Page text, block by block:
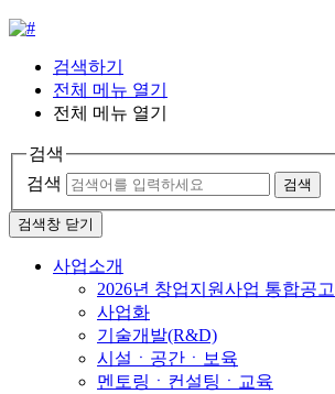
검색하기
전체 메뉴 열기
전체 메뉴 열기
검색
검색
검색
검색창 닫기
사업소개
2026년 창업지원사업 통합공고
사업화
기술개발(R&D)
시설ㆍ공간ㆍ보육
멘토링ㆍ컨설팅ㆍ교육